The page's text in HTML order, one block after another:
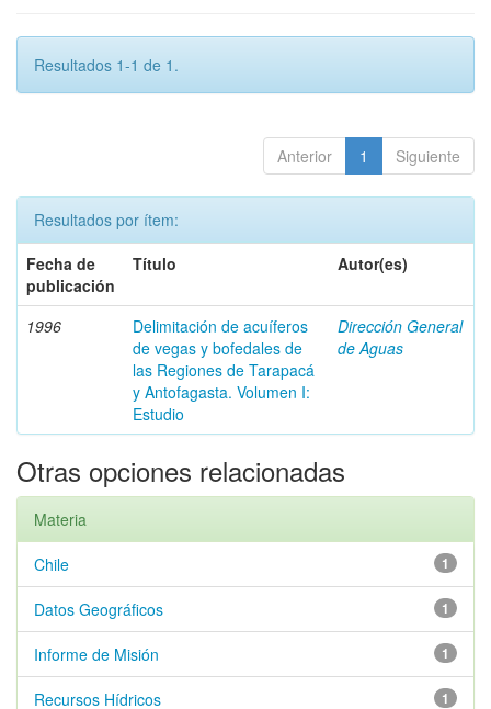
Resultados 1-1 de 1.
Anterior 1 Siguiente
Resultados por ítem:
Fecha de
publicación
Título Autor(es)
1996
Delimitación de acuíferos
de vegas y bofedales de
las Regiones de Tarapacá
y Antofagasta. Volumen I:
Estudio
Dirección General
de Aguas
Otras opciones relacionadas
Materia
1
Chile
1
Datos Geográficos
1
Informe de Misión
1
Recursos Hídricos